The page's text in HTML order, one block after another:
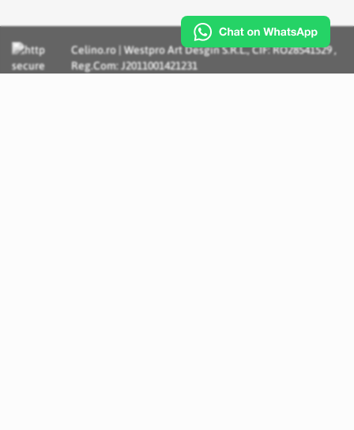
Celino.ro | Westpro Art Desgin S.R.L., CIF: RO28541529 ,
Reg.Com: J2011001421231